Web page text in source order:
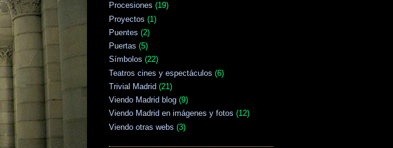
Procesiones (19)
Proyectos (1)
Puentes (2)
Puertas (5)
Símbolos (22)
Teatros cines y espectáculos (6)
Trivial Madrid (21)
Viendo Madrid blog (9)
Viendo Madrid en imágenes y fotos (12)
Viendo otras webs (3)